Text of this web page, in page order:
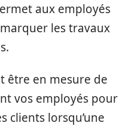
aux employés
les travaux
être en mesure de
vos employés pour
clients lorsqu’une